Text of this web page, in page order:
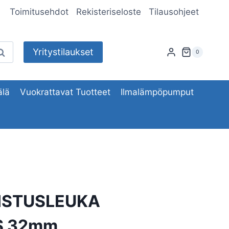
Toimitusehdot Rekisteriseloste Tilausohjeet
Yritystilaukset 0
Vuokrattavat Tuotteet Ilmalämpöpumput